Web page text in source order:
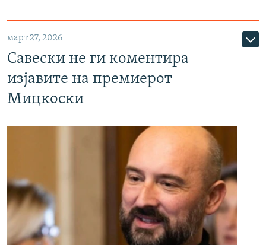
март 27, 2026
Савески не ги коментира
изјавите на премиерот
Мицкоски